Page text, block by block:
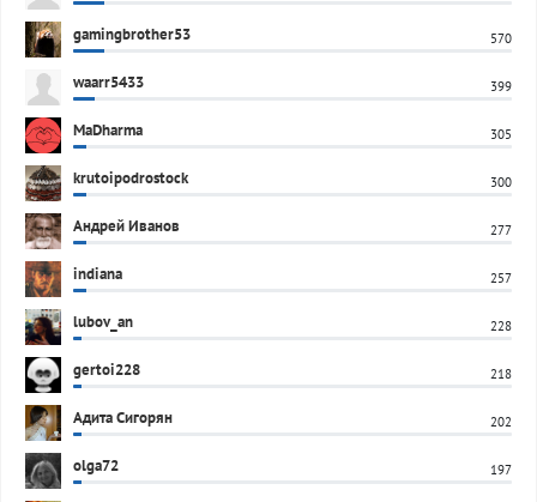
gamingbrother53 570
waarr5433 399
MaDharma 305
krutoipodrostock 300
Андрей Иванов 277
indiana 257
lubov_an 228
gertoi228 218
Адита Сигорян 202
olga72 197